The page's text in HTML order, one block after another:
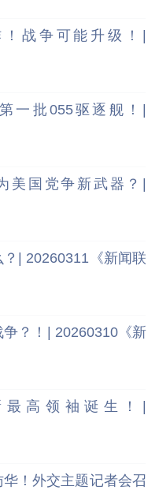
战争可能升级！|
一批055驱逐舰！|
美国党争新武器？|
| 20260311《新闻联
？！| 20260310《新
高领袖诞生！|
！外交主题记者会召